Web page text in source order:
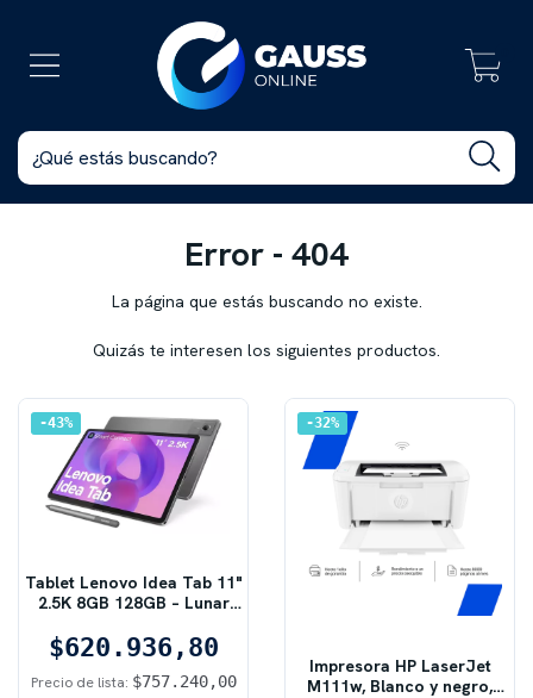
Error - 404
La página que estás buscando no existe.
Quizás te interesen los siguientes productos.
43%
Tablet Lenovo Idea Tab 11"
2.5K 8GB 128GB – Lunar
$620.936,80
Precio de lista: $757.240,00
32%
Impresora HP LaserJet
M111w, Blanco y negro,